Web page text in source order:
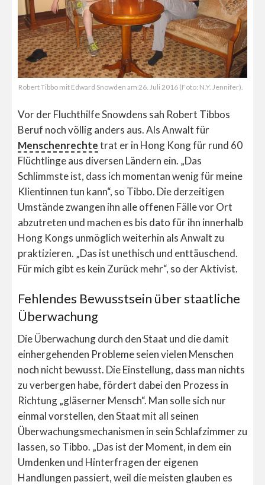
Robert Tibbo mit Edward Snowden am 26. Juli 2016 (Foto: N.Y. Jennifer).
Vor der Fluchthilfe Snowdens sah Robert Tibbos
Beruf noch völlig anders aus. Als Anwalt für
Menschenrechtetrat er in Hong Kong für rund 60
Flüchtlinge aus diversen Ländern ein. „Das
Schlimmste ist, dass ich momentan wenig für meine
Klientinnen tun kann“, so Tibbo. Die derzeitigen
Umstände zwangen ihn alle offenen Fälle vor Ort
abzutreten und machen es bis dato für ihn innerhalb
Hong Kongs unmöglich weiterhin als Anwalt zu
praktizieren. „Das ist unethisch und enttäuschend.
Für mich gibt es kein Zurück mehr“, so der Aktivist.
Fehlendes Bewusstsein über staatliche
Überwachung
Die Überwachung durch den Staat und die damit
einhergehenden Probleme seien vielen Menschen
noch nicht bewusst. Die Einstellung, dass man nichts
zu verbergen habe, fördert dabei den Prozess in
Richtung „gläserner Mensch“. Man solle sich nur
einmal vorstellen, den Staat mit all seinen
Überwachungsmechanismen in sein Schlafzimmer zu
lassen, so Tibbo. „Das ist der Moment, in dem ein
Umdenken und Hinterfragen der eigenen
Handlungen passiert, weil die meisten glauben es